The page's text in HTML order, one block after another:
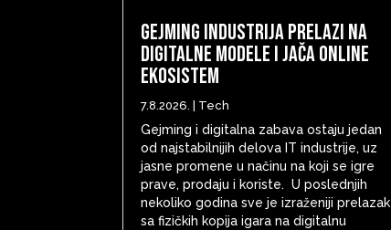
Gejming industrija prelazi na
digitalne modele i jača online
ekosistem
7.8.2026. Tech
Gejming i digitalna zabava ostaju jedan
od najstabilnijih delova IT industrije, uz
jasne promene u načinu na koji se igre
prave, prodaju i koriste. U poslednjih
nekoliko godina sve je izraženiji prelazak
sa fizičkih kopija igara na digitalnu